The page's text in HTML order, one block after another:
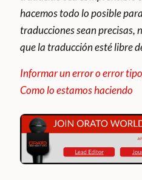
hacemos todo lo posible
traducciones sean precisas,
que la traducción esté libre
Informar un error o error
Como lo estamos haciendo